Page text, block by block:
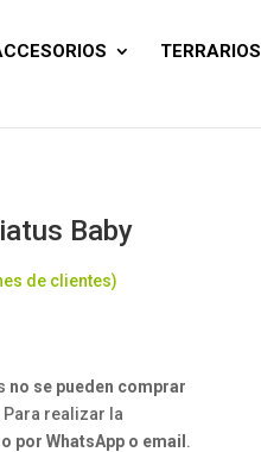
TERRARIOS
productos
Baby
de clientes)
no se pueden comprar
Para realizar la
por WhatsApp o email .